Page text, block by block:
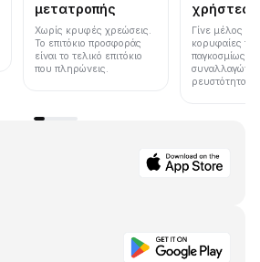
μετατροπής
Χωρίς κρυφές χρεώσεις.
Το επιτόκιο προσφοράς
είναι το τελικό επιτόκιο
που πληρώνεις.
χρήστες
Γίνε μέλος
κορυφαίες
παγκοσμίως
συναλλαγών
ρευστότητα.